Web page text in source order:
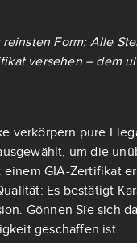
Form: Alle
versehen – dem
verkörpern pure
um die
GIA-Zertifikat
Es bestätigt
Gönnen Sie sich
geschaffen ist.